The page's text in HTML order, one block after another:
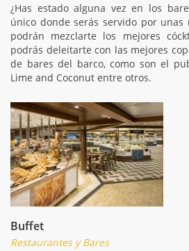
¿Has estado alguna vez en los
único donde serás servido por unas
podrán mezclarte los mejores
podrás deleitarte con las mejores
de bares del barco, como son el
Lime and Coconut entre otros.
Buffet
Restaurantes y Bares